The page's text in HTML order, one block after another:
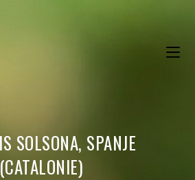
SOLSONA, SPANJE
(CATALONIE)